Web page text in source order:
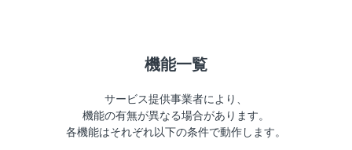
機能一覧
サービス提供事業者により、
機能の有無が異なる場合があります。
各機能はそれぞれ以下の条件で動作します。